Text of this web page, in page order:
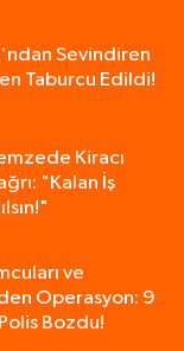
Sevindiren
Taburcu Edildi!
Kiracı
"Kalan İş
ve
Operasyon: 9
Bozdu!